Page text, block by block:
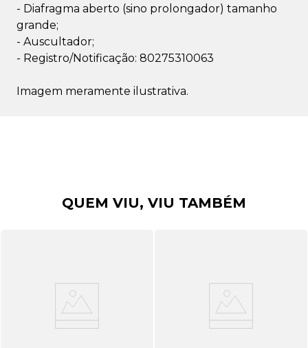
- Diafragma aberto (sino prolongador) tamanho
grande;
- Auscultador;
- Registro/Notificação: 80275310063
Imagem meramente ilustrativa.
QUEM VIU, VIU TAMBÉM